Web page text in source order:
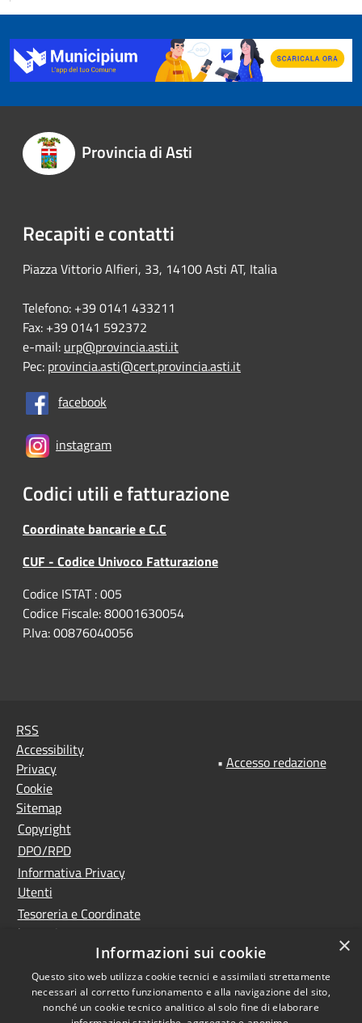
Provincia di Asti
Recapiti e contatti
Piazza Vittorio Alfieri, 33, 14100 Asti AT, Italia
Telefono: +39 0141 433211
Fax: +39 0141 592372
e-mail: urp@provincia.asti.it
Pec: provincia.asti@cert.provincia.asti.it
facebook
instagram
Codici utili e fatturazione
Coordinate bancarie e C.C
CUF - Codice Univoco Fatturazione
Codice ISTAT : 005
Codice Fiscale: 80001630054
P.Iva: 00876040056
RSS
Accessibility
Privacy
Cookie
Sitemap
Copyright
DPO/RPD
Informativa Privacy
Utenti
Tesoreria e Coordinate
bancarie
Controlla la tua posta
PNRR (Piano Nazionale
di Ripresa e Resilienza)
Meccanismo di feedback
• Accesso redazione
×
Informazioni sui cookie
Questo sito web utilizza cookie tecnici e assimilati strettamente
necessari al corretto funzionamento e alla navigazione del sito,
nonché un cookie tecnico analitico al solo fine di elaborare